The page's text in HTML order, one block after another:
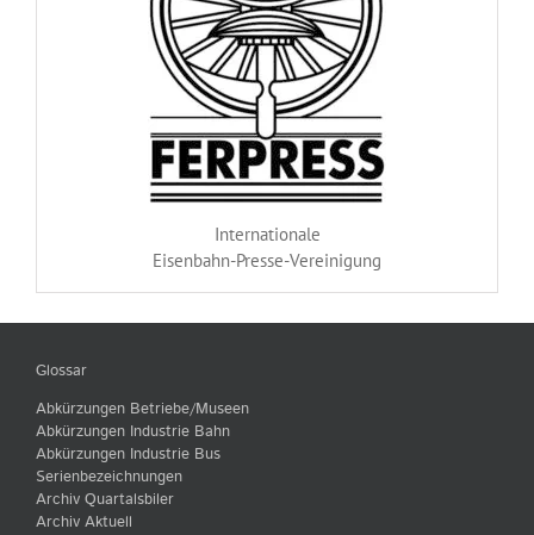
Internationale
Eisenbahn-Presse-Vereinigung
Glossar
Abkürzungen Betriebe/Museen
Abkürzungen Industrie Bahn
Abkürzungen Industrie Bus
Serienbezeichnungen
Archiv Quartalsbiler
Archiv Aktuell